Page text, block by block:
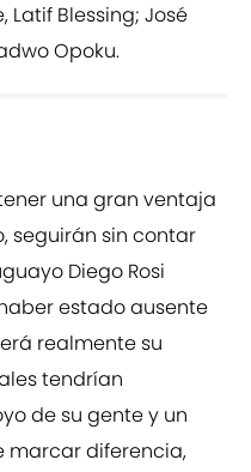
Latif Blessing; José
Opoku.
una gran ventaja
seguirán sin contar
Diego Rosi
estado ausente
realmente su
tendrían
de su gente y un
marcar diferencia,